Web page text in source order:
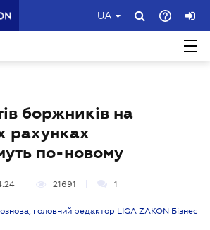
UA
боржників на
рахунках
по-новому
21691 1
головний редактор LIGA ZAKON Бізнес